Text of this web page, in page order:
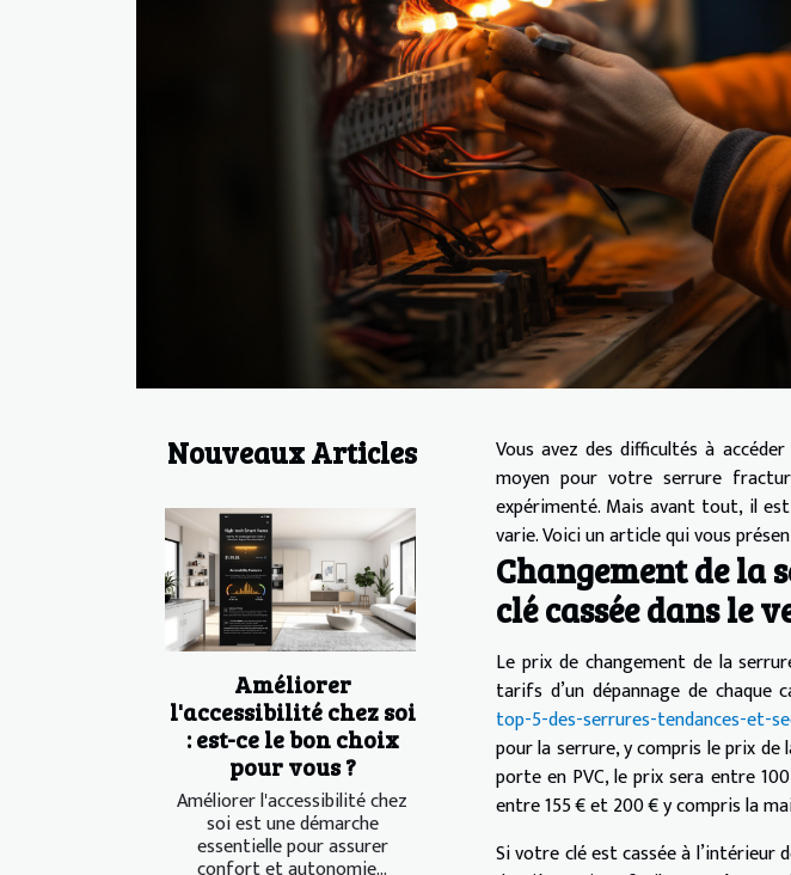
Nouveaux Articles
Améliorer
l'accessibilité chez soi
: est-ce le bon choix
pour vous ?
Améliorer l'accessibilité chez
soi est une démarche
essentielle pour assurer
Vous avez des difficultés à
moyen pour votre serrure
expérimenté. Mais avant tout, il
varie. Voici un article qui vous
Changement de la
clé cassée dans le
Le prix de changement de la
tarifs d’un dépannage de chaque
top-5-des-serrures-tendances-et-
pour la serrure, y compris le prix de
porte en PVC, le prix sera entre
entre 155 € et 200 € y compris la
Si votre clé est cassée à